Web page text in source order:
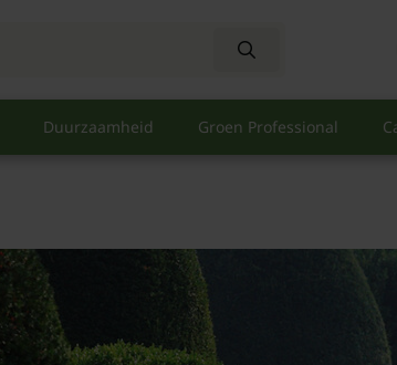
Duurzaamheid Groen Professional